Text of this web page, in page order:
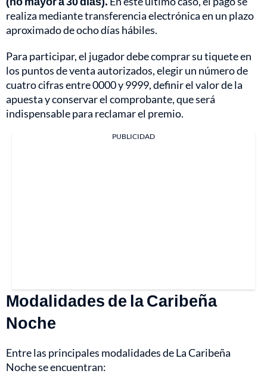
realiza mediante transferencia electrónica en un plazo
aproximado de ocho días hábiles.
Para participar, el jugador debe comprar su tiquete en
los puntos de venta autorizados, elegir un número de
cuatro cifras entre 0000 y 9999, definir el valor de la
apuesta y conservar el comprobante, que será
indispensable para reclamar el premio.
PUBLICIDAD
Modalidades de la Caribeña
Noche
Entre las principales modalidades de La Caribeña
Noche se encuentran: